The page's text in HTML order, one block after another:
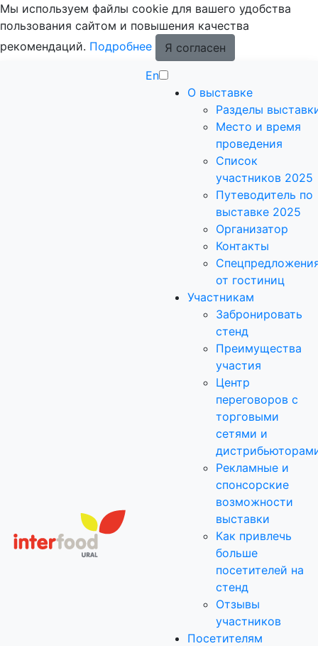
Мы используем файлы cookie для вашего удобства
пользования сайтом и повышения качества
рекомендаций. Подробнее
Я согласен
En
О выставке
Разделы
Место и время
проведения
Список
участников 2025
Путеводитель по
выставке 2025
Организатор
Контакты
от гостиниц
Участникам
Забронировать
стенд
Преимущества
участия
Центр
переговоров с
торговыми
сетями и
Рекламные и
спонсорские
возможности
выставки
Как привлечь
больше
посетителей на
стенд
Отзывы
участников
Посетителям